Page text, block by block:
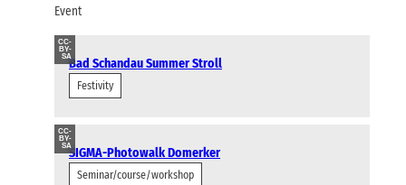
Event
CC-
BY-
SABad Schandau Summer Stroll
Festivity
CC-
BY-
SASIGMA-Photowalk Domerker
Seminar/course/workshop